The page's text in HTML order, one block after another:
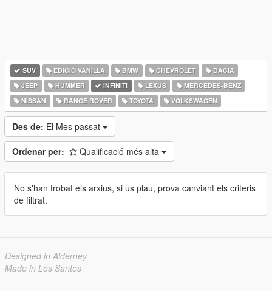
SUV EDICIÓ VANILLA BMW CHEVROLET
DACIA
JEEP
HUMMER INFINITI LEXUS
MERCEDES-BENZ
NISSAN
RANGE ROVER TOYOTA VOLKSWAGEN
Des de: El Mes passat
Ordenar per: Qualificació més alta
No s'han trobat els arxius, si us plau, prova canviant els criteris
de filtrat.
Designed in Alderney
Made in Los Santos